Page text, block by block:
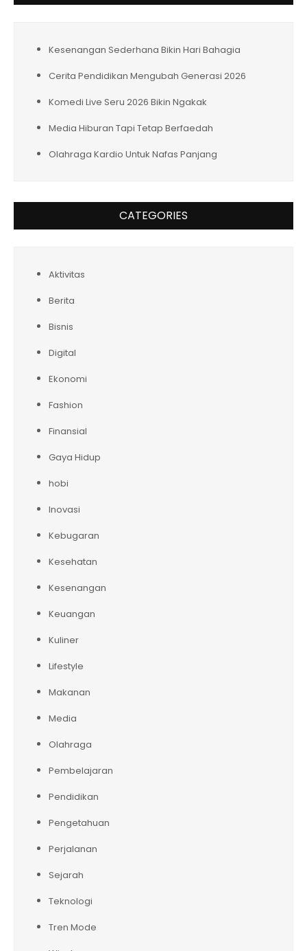
Kesenangan Sederhana Bikin Hari Bahagia
Cerita Pendidikan Mengubah Generasi 2026
Komedi Live Seru 2026 Bikin Ngakak
Media Hiburan Tapi Tetap Berfaedah
Olahraga Kardio Untuk Nafas Panjang
CATEGORIES
Aktivitas
Berita
Bisnis
Digital
Ekonomi
Fashion
Finansial
Gaya Hidup
hobi
Inovasi
Kebugaran
Kesehatan
Kesenangan
Keuangan
Kuliner
Lifestyle
Makanan
Media
Olahraga
Pembelajaran
Pendidikan
Pengetahuan
Perjalanan
Sejarah
Teknologi
Tren Mode